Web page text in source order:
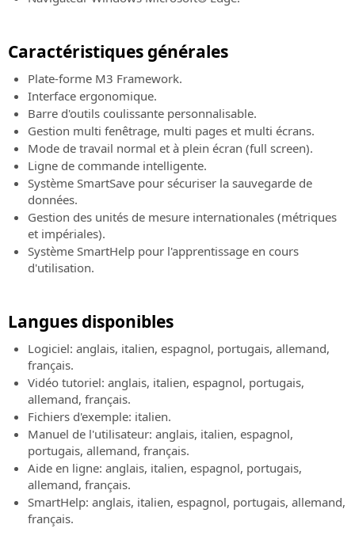
Logiciel
la
conception
voies
ferrée
de
routes
SierraSoft
Roads
Design
Studio
Logiciel
la
conception
de
route
et
hydraulique
SierraSoft
Rails
Logiciel
BIM
pour
Demande
support
technique
Service
client
Service
clients
sur
les
commandes,
les
factures,
et
produits
sans
Subscription
SierraSoft
Training
Cours
en
ligne
en
direct
Toutes
informations
sur
les
prochains
événements
en
présence
Événements
“Online
-
Live”
informations
sur
les
prochains
événements
“Online
-
Live”
de
de
acceptés:
Caractéristiques générales
Plate-forme M3 Framework.
Interface ergonomique.
Barre d'outils coulissante personnalisable.
Gestion multi fenêtrage, multi pages et multi écrans.
Mode de travail normal et à plein écran (full screen).
Ligne de commande intelligente.
Système SmartSave pour sécuriser la sauvegarde de
données.
Gestion des unités de mesure internationales (métriques
et impériales).
Système SmartHelp pour l'apprentissage en cours
d'utilisation.
Langues disponibles
Logiciel: anglais, italien, espagnol, portugais, allemand,
français.
Vidéo tutoriel: anglais, italien, espagnol, portugais,
allemand, français.
Fichiers d'exemple: italien.
Manuel de l'utilisateur: anglais, italien, espagnol,
portugais, allemand, français.
Aide en ligne: anglais, italien, espagnol, portugais,
allemand, français.
SmartHelp: anglais, italien, espagnol, portugais, allemand,
français.